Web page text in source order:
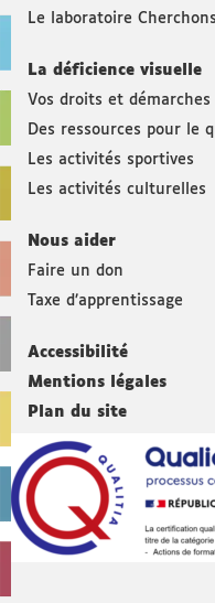
Le laboratoire
La déficience visuelle
Vos droits et démarches
Des ressources pour le
Les activités sportives
Les activités culturelles
Nous aider
Faire un don
Taxe d’apprentissage
Accessibilité
Mentions légales
Plan du site